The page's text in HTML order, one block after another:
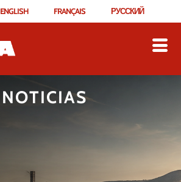
ENGLISH FRANÇAIS РУССКИЙ
NOTICIAS